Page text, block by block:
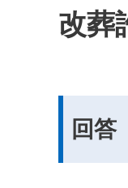
改葬
回答